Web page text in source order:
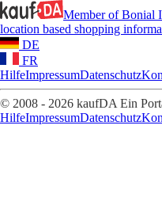
Member of Bonial
location based shopping
DE
FR
HilfeImpressumDatenschutz
© 2008 - 2026 kaufDA Ein
HilfeImpressumDatenschutz